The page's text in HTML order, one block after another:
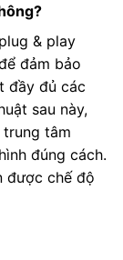
& play
đảm bảo
đầy đủ các
sau này,
tâm
đúng cách.
được chế độ